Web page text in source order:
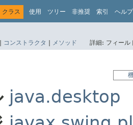
クラス 使用 ツリー 非推奨 索引 ヘルプ
| コンストラクタ | メソッド 詳細: フィー
java.desktop